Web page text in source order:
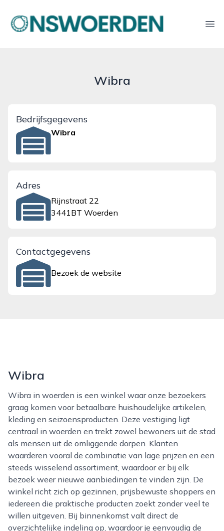
onswoerden.nl
Wibra
Bedrijfsgegevens
Wibra
Adres
Rijnstraat 22
3441BT Woerden
Contactgegevens
Bezoek de website
Wibra
Wibra in woerden is een winkel waar onze bezoekers
graag komen voor betaalbare huishoudelijke artikelen,
kleding en seizoensproducten. Deze vestiging ligt
centraal in woerden en trekt zowel bewoners uit de stad
als mensen uit de omliggende dorpen. Klanten
waarderen vooral de combinatie van lage prijzen en een
steeds wisselend assortiment, waardoor er bij elk
bezoek weer nieuwe aanbiedingen te vinden zijn. De
winkel richt zich op gezinnen, prijsbewuste shoppers en
iedereen die praktische producten zoekt zonder veel te
willen uitgeven. Bij binnenkomst valt direct de
overzichtelijke indeling op, waardoor je eenvoudig de